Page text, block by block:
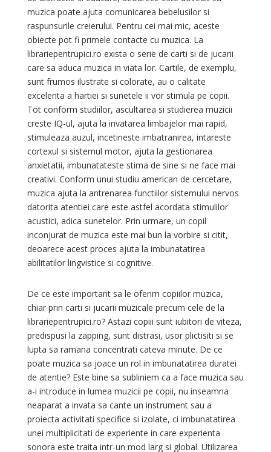
muzica poate ajuta comunicarea bebelusilor si
raspunsurile creierului. Pentru cei mai mic, aceste
obiecte pot fi primele contacte cu muzica. La
librariepentrupici.ro exista o serie de carti si de jucarii
care sa aduca muzica in viata lor. Cartile, de exemplu,
sunt frumos ilustrate si colorate, au o calitate
excelenta a hartiei si sunetele ii vor stimula pe copii.
Tot conform studiilor, ascultarea si studierea muzicii
creste IQ-ul, ajuta la invatarea limbajelor mai rapid,
stimuleaza auzul, incetineste imbatranirea, intareste
cortexul si sistemul motor, ajuta la gestionarea
anxietatii, imbunatateste stima de sine si ne face mai
creativi. Conform unui studiu american de cercetare,
muzica ajuta la antrenarea functiilor sistemului nervos
datorita atentiei care este astfel acordata stimulilor
acustici, adica sunetelor. Prin urmare, un copil
inconjurat de muzica este mai bun la vorbire si citit,
deoarece acest proces ajuta la imbunatatirea
abilitatilor lingvistice si cognitive.
De ce este important sa le oferim copiilor muzica,
chiar prin carti si jucarii muzicale precum cele de la
librariepentrupici.ro? Astazi copiii sunt iubitori de viteza,
predispusi la zapping, sunt distrasi, usor plictisiti si se
lupta sa ramana concentrati cateva minute. De ce
poate muzica sa joace un rol in imbunatatirea duratei
de atentie? Este bine sa subliniem ca a face muzica sau
a-i introduce in lumea muzicii pe copii, nu inseamna
neaparat a invata sa cante un instrument sau a
proiecta activitati specifice si izolate, ci imbunatatirea
unei multiplicitati de experiente in care experienta
sonora este traita intr-un mod larg si global. Utilizarea